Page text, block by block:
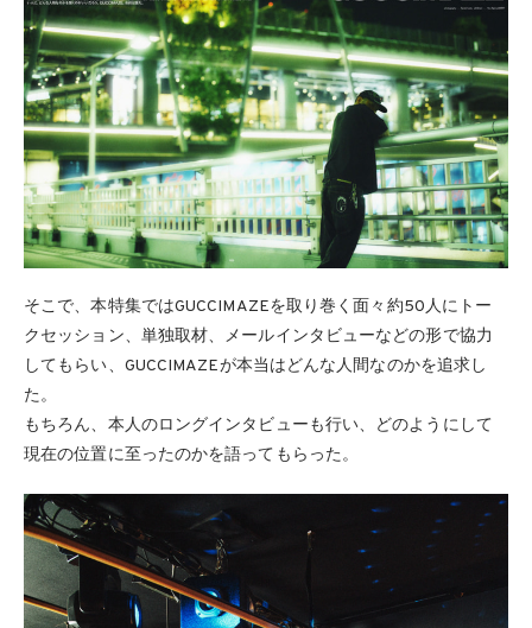
そこで、本特集ではGUCCIMAZEを取り巻く面々約50人にトー
クセッション、単独取材、メールインタビューなどの形で協力
してもらい、GUCCIMAZEが本当はどんな人間なのかを追求し
た。
もちろん、本人のロングインタビューも行い、どのようにして
現在の位置に至ったのかを語ってもらった。